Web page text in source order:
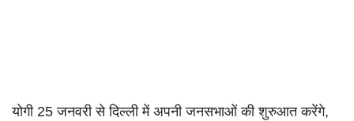
योगी 25 जनवरी से दिल्ली में अपनी जनसभाओं की शुरुआत करेंगे,